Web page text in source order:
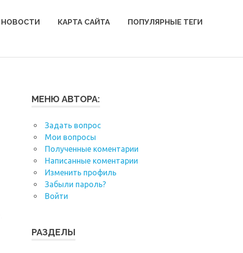
НОВОСТИ КАРТА САЙТА ПОПУЛЯРНЫЕ ТЕГИ
МЕНЮ АВТОРА:
Задать вопрос
Мои вопросы
Полученные коментарии
Написанные коментарии
Изменить профиль
Забыли пароль?
Войти
РАЗДЕЛЫ